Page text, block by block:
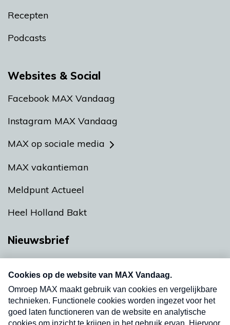
Recepten
Podcasts
Websites & Social
Facebook MAX Vandaag
Instagram MAX Vandaag
MAX op sociale media
MAX vakantieman
Meldpunt Actueel
Heel Holland Bakt
Nieuwsbrief
nieuwsbrief. Elke vrijdag- en dinsdagochtend in
uw mailbox.
Verzend